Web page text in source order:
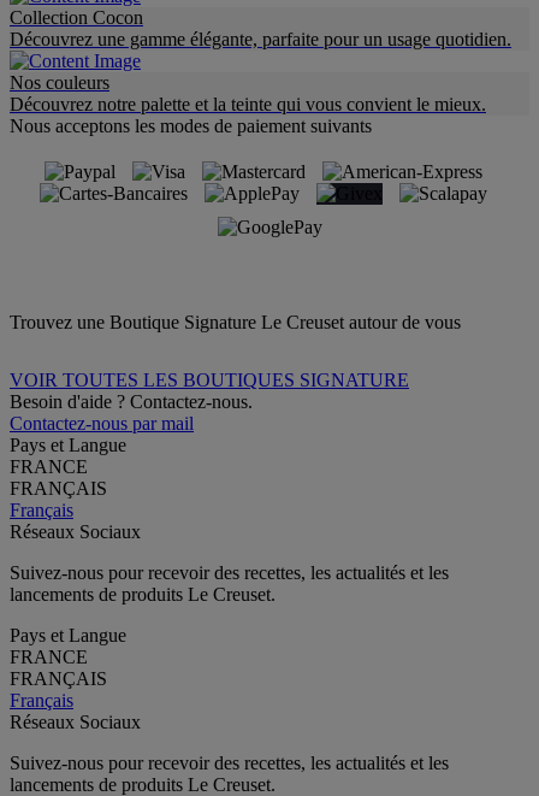
Collection Cocon
Découvrez une gamme élégante, parfaite pour un usage quotidien.
Nos couleurs
Découvrez notre palette et la teinte qui vous convient le mieux.
Nous acceptons les modes de paiement suivants
Trouvez une Boutique Signature Le Creuset autour de vous
VOIR TOUTES LES BOUTIQUES SIGNATURE
Besoin d'aide ? Contactez-nous.
Contactez-nous par mail
Pays et Langue
FRANCE
FRANÇAIS
Français
Réseaux Sociaux
Suivez-nous pour recevoir des recettes, les actualités et les
lancements de produits Le Creuset.
Pays et Langue
FRANCE
FRANÇAIS
Français
Réseaux Sociaux
Suivez-nous pour recevoir des recettes, les actualités et les
lancements de produits Le Creuset.